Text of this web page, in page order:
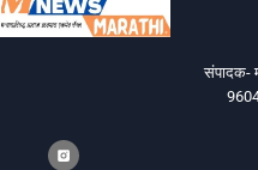
संपादक-